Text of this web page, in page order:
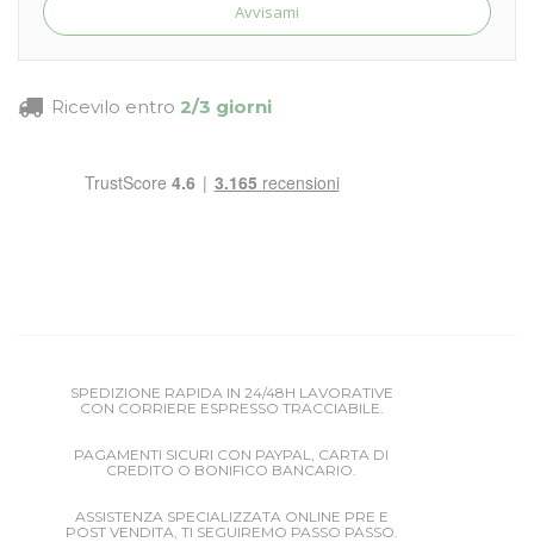
Avvisami
Ricevilo entro 2/3 giorni
SPEDIZIONE RAPIDA IN 24/48H LAVORATIVE
CON CORRIERE ESPRESSO TRACCIABILE.
PAGAMENTI SICURI CON PAYPAL, CARTA DI
CREDITO O BONIFICO BANCARIO.
ASSISTENZA SPECIALIZZATA ONLINE PRE E
POST VENDITA, TI SEGUIREMO PASSO PASSO.